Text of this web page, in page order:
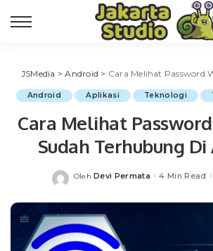
JSMedia >Android > Cara Melihat Password Wifi Yang
Android Aplikasi Teknologi
Cara Melihat
Sudah Terhubung
Posted
Oleh Devi Permata 4 Min Read